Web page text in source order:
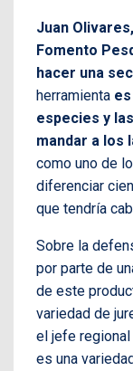
Juan
Fomento
hacer una
herramienta
especies y
mandar a los
como uno de
diferenciar
que tendría
Sobre la
por parte de
de este
variedad de
el jefe
es una